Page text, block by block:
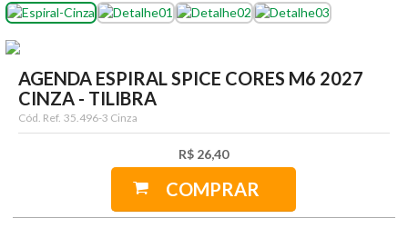
AGENDA ESPIRAL SPICE CORES M6 2027
CINZA - TILIBRA
Cód. Ref. 35.496-3 Cinza
R$ 26,40
COMPRAR